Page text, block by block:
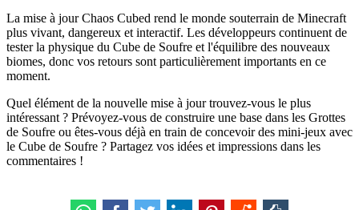
La mise à jour Chaos Cubed rend le monde souterrain de Minecraft
plus vivant, dangereux et interactif. Les développeurs continuent de
tester la physique du Cube de Soufre et l'équilibre des nouveaux
biomes, donc vos retours sont particulièrement importants en ce
moment.
Quel élément de la nouvelle mise à jour trouvez-vous le plus
intéressant ? Prévoyez-vous de construire une base dans les Grottes
de Soufre ou êtes-vous déjà en train de concevoir des mini-jeux avec
le Cube de Soufre ? Partagez vos idées et impressions dans les
commentaires !